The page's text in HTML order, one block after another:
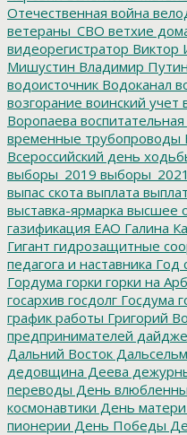
Отечественная война
ветераны_СВО ветхие
видеорегистратор Виктор
Мишустин Владимир Путин
водоисточник Водоканал
возгорание воинский учет
Воропаева
временные трубопроводы
Всероссийский день
выборы_2019 выборы_2021
выпас скота выплата
выставка-ярмарка высшее
газификация ЕАО Галина
Гигант гидрозащитные
педагога и наставника Год
Гордума горки горки на
госархив госдолг Госдума
график работы Григорий
предпринимателей
Дальний Восток
дедовщина Деева
переводы День
космонавтики День матери
пионерии День Победы